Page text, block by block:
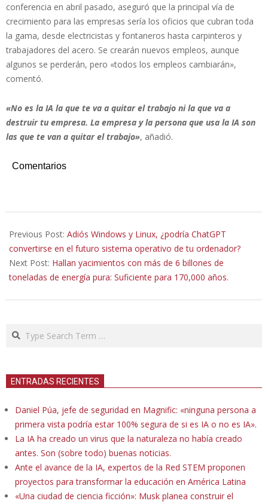
conferencia en abril pasado, aseguró que la principal vía de
crecimiento para las empresas sería los oficios que cubran toda
la gama, desde electricistas y fontaneros hasta carpinteros y
trabajadores del acero. Se crearán nuevos empleos, aunque
algunos se perderán, pero «todos los empleos cambiarán»,
comentó.
«No es la IA la que te va a quitar el trabajo ni la que va a
destruir tu empresa. La empresa y la persona que usa la IA son
las que te van a quitar el trabajo», añadió.
Comentarios
10-
07
Previous Post: Adiós Windows y Linux, ¿podría ChatGPT
convertirse en el futuro sistema operativo de tu ordenador?
Next Post: Hallan yacimientos con más de 6 billones de
toneladas de energía pura: Suficiente para 170,000 años.
Search
ENTRADAS RECIENTES
Daniel Púa, jefe de seguridad en Magnific: «ninguna persona a
primera vista podría estar 100% segura de si es IA o no es IA».
La IA ha creado un virus que la naturaleza no había creado
antes. Son (sobre todo) buenas noticias.
Ante el avance de la IA, expertos de la Red STEM proponen
proyectos para transformar la educación en América Latina
«Una ciudad de ciencia ficción»: Musk planea construir el